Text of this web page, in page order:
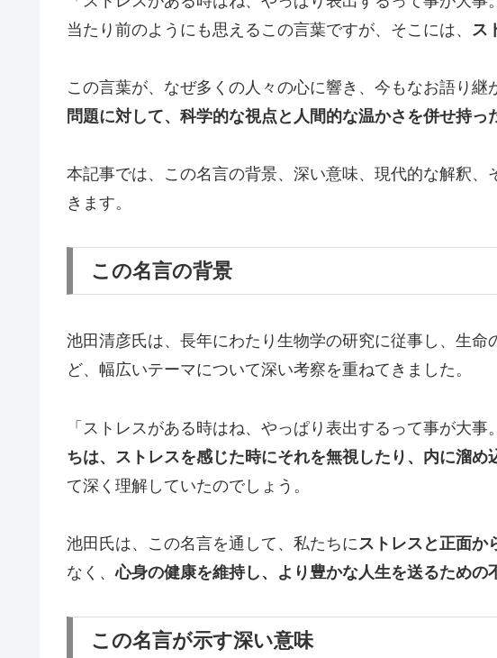
当たり前のようにも思えるこの言葉ですが、そこには、 ス
この言葉が、なぜ多くの人々の心に響き、今もなお語り
問題に対して、科学的な視点と人間的な温かさを併せ持っ
本記事では、この名言の背景、深い意味、現代的な解釈
きます。
この名言の背景
池田清彦氏は、長年にわたり生物学の研究に従事し、生
ど、幅広いテーマについて深い考察を重ねてきました。
「ストレスがある時はね、やっぱり表出するって事が大
ちは、ストレスを感じた時にそれを無視したり、内に溜
て深く理解していたのでしょう。
池田氏は、この名言を通して、私たちにストレスと正面か
なく、心身の健康を維持し、より豊かな人生を送るための
この名言が示す深い意味